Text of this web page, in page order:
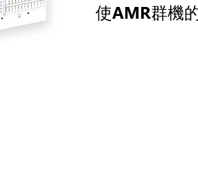
使AMR群機